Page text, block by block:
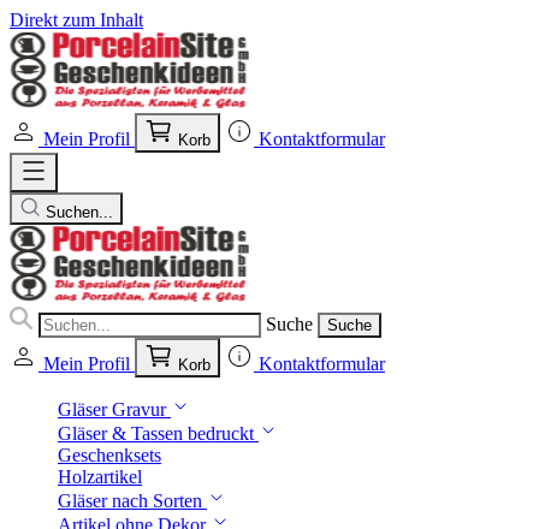
Direkt zum Inhalt
Mein Profil Korb Kontaktformular
Suchen...
Suche Suche
Mein Profil Korb Kontaktformular
Gläser Gravur
Gläser & Tassen bedruckt
Geschenksets
Holzartikel
Gläser nach Sorten
Artikel ohne Dekor